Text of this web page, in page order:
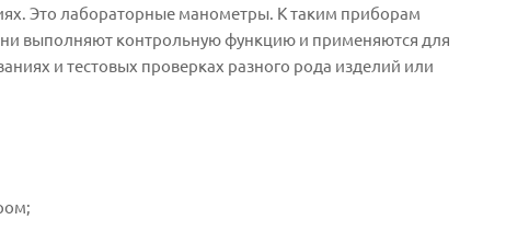
Это лабораторные манометры. К таким приборам
выполняют контрольную функцию и применяются для
и тестовых проверках разного рода изделий или